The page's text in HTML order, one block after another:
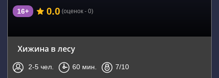
16+ 0.0 (оценок - 0)
Хижина в лесу
2-5 чел. 60 мин. 7/10